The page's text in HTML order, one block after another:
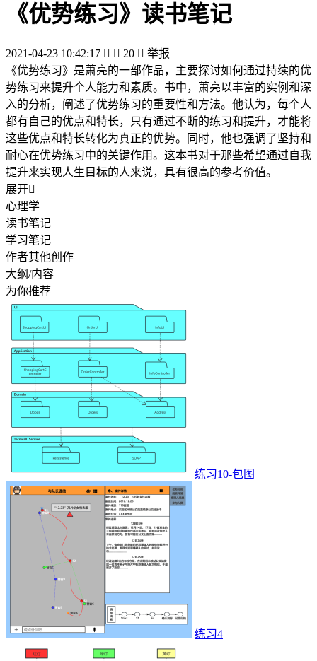
《优势练习》读书笔记
2021-04-23 10:42:17   20  举报
《优势练习》是萧亮的一部作品，主要探讨如何通过持续的优
势练习来提升个人能力和素质。书中，萧亮以丰富的实例和深
入的分析，阐述了优势练习的重要性和方法。他认为，每个人
都有自己的优点和特长，只有通过不断的练习和提升，才能将
这些优点和特长转化为真正的优势。同时，他也强调了坚持和
耐心在优势练习中的关键作用。这本书对于那些希望通过自我
提升来实现人生目标的人来说，具有很高的参考价值。
展开
心理学
读书笔记
学习笔记
作者其他创作
大纲/内容
为你推荐
练习10-包图
练习4